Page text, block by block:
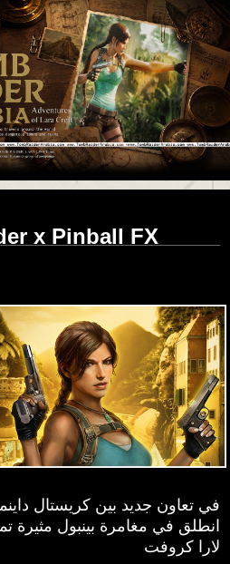
x Pinball FX
في تعاون جديد بين كريستال
انطلق في مغامرة بينبول مثيرة
لارا كروفت